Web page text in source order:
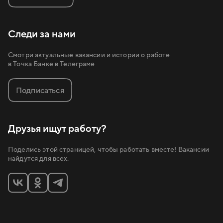
Следи за нами
Смотри актуальные вакансии и истории о работе
в Точка Банке в Телеграме
Подписаться
Друзья ищут работу?
Поделись этой страницей, чтобы работать вместе! Вакансии
найдутся для всех.